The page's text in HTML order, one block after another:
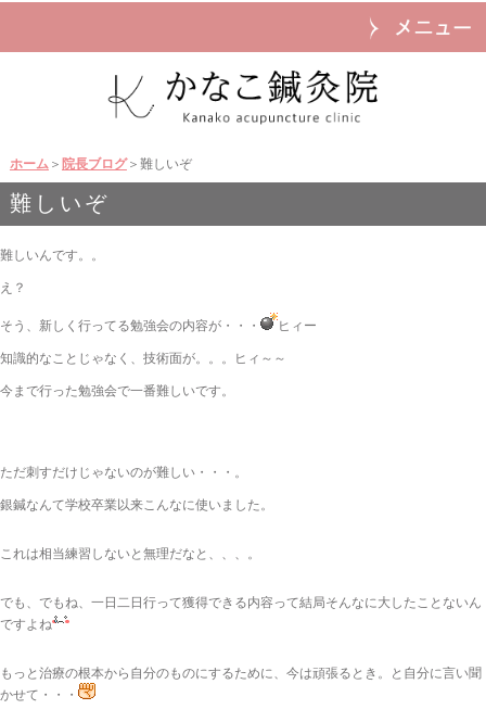
ホーム＞ 院長ブログ＞難しいぞ
難しいぞ
難しいんです。。
え？
そう、新しく行ってる勉強会の内容が・・・ ヒィー
知識的なことじゃなく、技術面が。。。ヒィ～～
今まで行った勉強会で一番難しいです。
ただ刺すだけじゃないのが難しい・・・。
銀鍼なんて学校卒業以来こんなに使いました。
これは相当練習しないと無理だなと、、、。
でも、でもね、一日二日行って獲得できる内容って結局そんなに大したことないん
ですよね
もっと治療の根本から自分のものにするために、今は頑張るとき。と自分に言い聞
かせて・・・